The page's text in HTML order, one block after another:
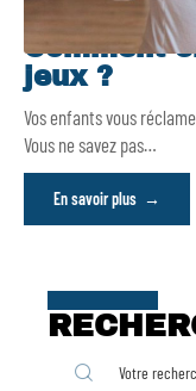
Comment
jeux ?
Vos enfants vous
Vous ne savez pas…
En savoir plus